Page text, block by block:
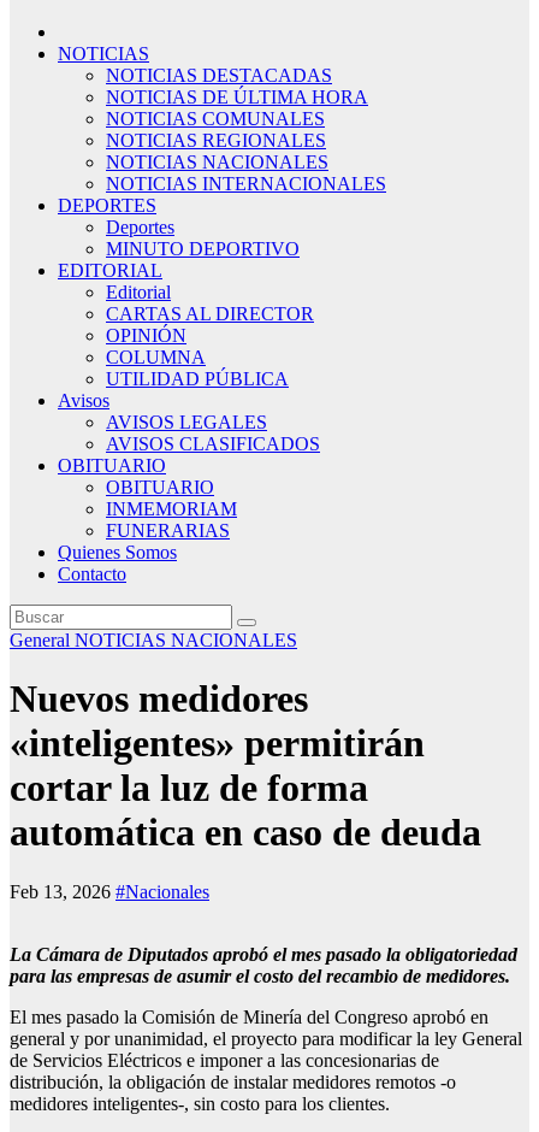
NOTICIAS
NOTICIAS DESTACADAS
NOTICIAS DE ÚLTIMA HORA
NOTICIAS COMUNALES
NOTICIAS REGIONALES
NOTICIAS NACIONALES
NOTICIAS INTERNACIONALES
DEPORTES
Deportes
MINUTO DEPORTIVO
EDITORIAL
Editorial
CARTAS AL DIRECTOR
OPINIÓN
COLUMNA
UTILIDAD PÚBLICA
Avisos
AVISOS LEGALES
AVISOS CLASIFICADOS
OBITUARIO
OBITUARIO
INMEMORIAM
FUNERARIAS
Quienes Somos
Contacto
General NOTICIAS NACIONALES
Nuevos medidores
«inteligentes» permitirán
cortar la luz de forma
automática en caso de deuda
Feb 13, 2026 #Nacionales
La Cámara de Diputados aprobó el mes pasado la obligatoriedad
para las empresas de asumir el costo del recambio de medidores.
El mes pasado la Comisión de Minería del Congreso aprobó en
general y por unanimidad, el proyecto para modificar la ley General
de Servicios Eléctricos e imponer a las concesionarias de
distribución, la obligación de instalar medidores remotos -o
medidores inteligentes-, sin costo para los clientes.